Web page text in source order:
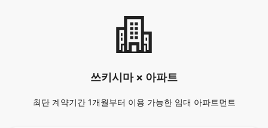
쓰키시마 × 아파트
최단 계약기간 1개월부터 이용 가능한 임대 아파트먼트